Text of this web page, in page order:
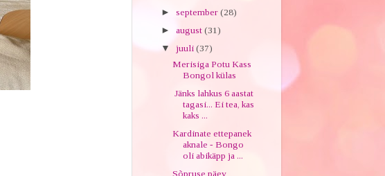
► september (28)
► august (31)
▼ juuli (37)
Merisiga Potu Kass
Bongol külas
Jänks lahkus 6 aastat
tagasi... Ei tea, kas
kaks ...
Kardinate ettepanek
aknale - Bongo
oli abikäpp ja ...
Sõpruse päev